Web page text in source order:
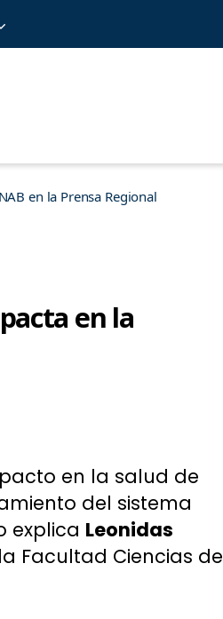
en la Prensa Regional
en la
en la salud de
del sistema
explica Leonidas
Facultad Ciencias de